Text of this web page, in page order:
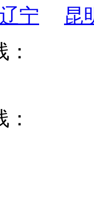
辽宁
昆